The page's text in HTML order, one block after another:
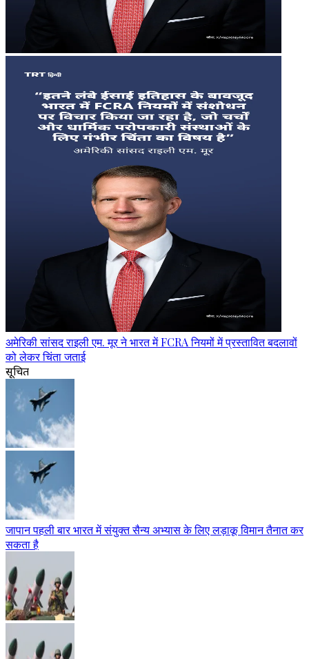
अमेरिकी सांसद राइली एम. मूर ने भारत में FCRA नियमों में प्रस्तावित बदलावों
को लेकर चिंता जताई
सूचित
जापान पहली बार भारत में संयुक्त सैन्य अभ्यास के लिए लड़ाकू विमान तैनात कर
सकता है